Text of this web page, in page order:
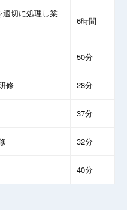
切に処理し業
6時間
50分
修 28分
37分
32分
40分